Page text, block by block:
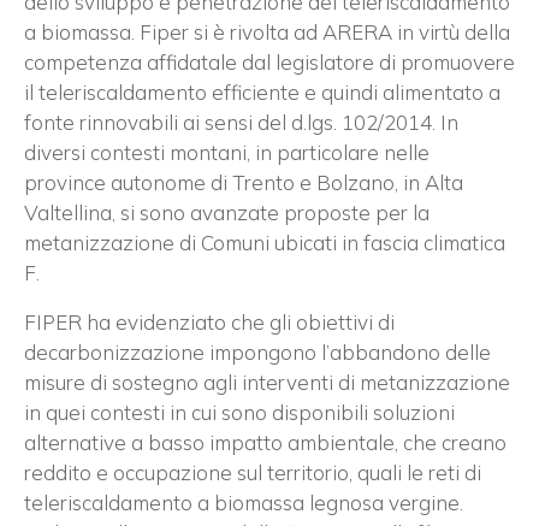
a biomassa. Fiper si è rivolta ad ARERA in virtù della
competenza affidatale dal legislatore di promuovere
il teleriscaldamento efficiente e quindi alimentato a
fonte rinnovabili ai sensi del d.lgs. 102/2014. In
diversi contesti montani, in particolare nelle
province autonome di Trento e Bolzano, in Alta
Valtellina, si sono avanzate proposte per la
metanizzazione di Comuni ubicati in fascia climatica
F.
FIPER ha evidenziato che gli obiettivi di
decarbonizzazione impongono l’abbandono delle
misure di sostegno agli interventi di metanizzazione
in quei contesti in cui sono disponibili soluzioni
alternative a basso impatto ambientale, che creano
reddito e occupazione sul territorio, quali le reti di
teleriscaldamento a biomassa legnosa vergine.